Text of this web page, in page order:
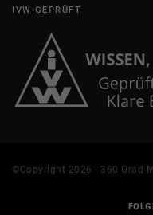
IVW GEPRÜFT
©Copyright 2026 - 360 Grad